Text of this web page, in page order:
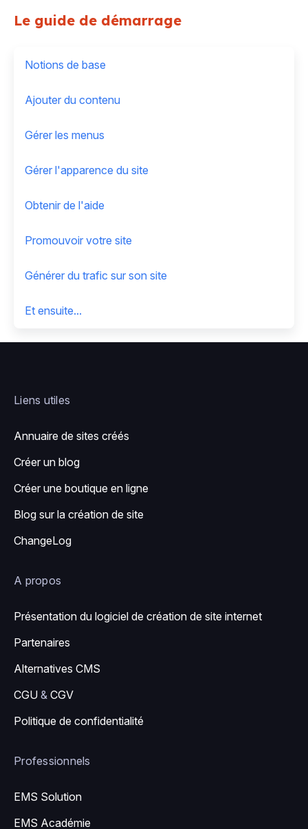
Le guide de démarrage
Notions de base
Ajouter du contenu
Gérer les menus
Gérer l'apparence du site
Obtenir de l'aide
Promouvoir votre site
Générer du trafic sur son site
Et ensuite...
Liens utiles
Annuaire de sites créés
Créer un blog
Créer une boutique en ligne
Blog sur la création de site
ChangeLog
A propos
Présentation du logiciel de création de site internet
Partenaires
Alternatives CMS
CGU & CGV
Politique de confidentialité
Professionnels
EMS Solution
EMS Académie